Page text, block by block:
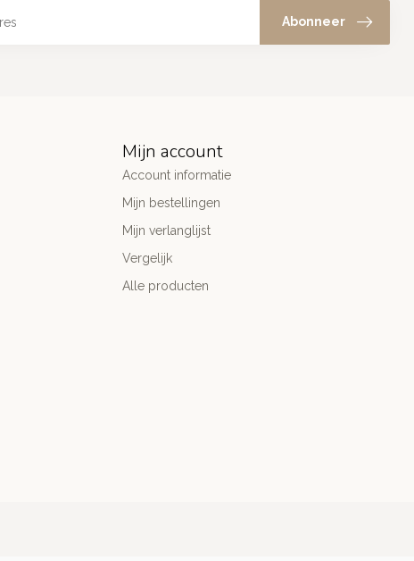
Abonneer
Mijn account
Account informatie
Mijn bestellingen
Mijn verlanglijst
Vergelijk
Alle producten